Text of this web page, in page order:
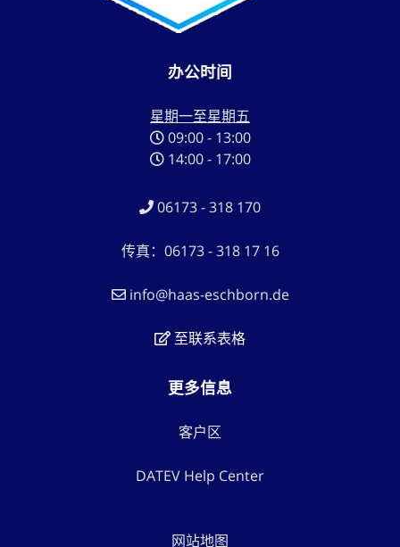
办公时间
星期一至星期五
09:00 - 13:00
14:00 - 17:00
06173 - 318 170
传真：06173 - 318 17 16
info@haas-eschborn.de
至联系表格
更多信息
客户区
DATEV Help Center
网站地图